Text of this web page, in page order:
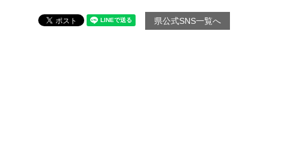
県公式SNS一覧へ